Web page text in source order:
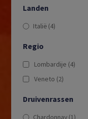
Landen
Italië (4)
Regio
Lombardije (4)
Veneto (2)
Druivenrassen